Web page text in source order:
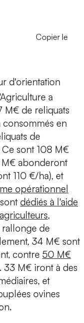
Copier le
d'orientation
a
M€ de reliquats
en
de
sont 108 M€
abonderont
110 €/ha), et
opérationnel
dédiés à l'aide
,
rallonge de
34 M€ sont
contre 50 M€
. 33 M€ iront à des
et
ovines